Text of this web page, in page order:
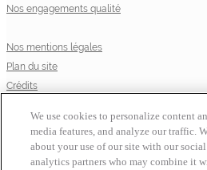
Nos engagements qualité
Nos mentions légales
Plan du site
Crédits
Cookie List
© Laboratoire Perrigo France
We use cookies to personalize content
media features, and analyze our traffic.
about your use of our site with our
analytics partners who may combine it